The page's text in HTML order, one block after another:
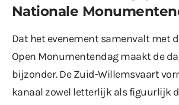
Nationale
Dat het evenement samenvalt met
Open Monumentendagmaakt de
bijzonder. De Zuid-Willemsvaart
kanaal zowel letterlijk als figuurlijk